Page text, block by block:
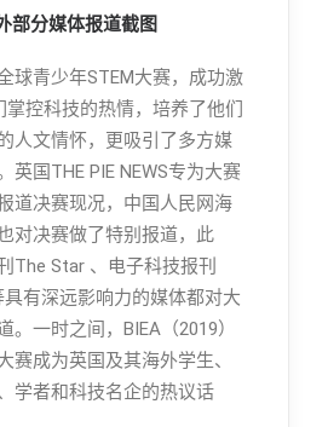
部分媒体报道截图
球青少年STEM大赛，成功激
掌控科技的热情，培养了他们
人文情怀，更吸引了多方媒
英国THE PIE NEWS专为大赛
道决赛现况，中国人民网海
对决赛做了特别报道，此
The Star 、电子科技报刊
有深远影响力的媒体都对大
。一时之间，BIEA（2019）
赛成为英国及其海外学生、
学者和科技名企的热议话